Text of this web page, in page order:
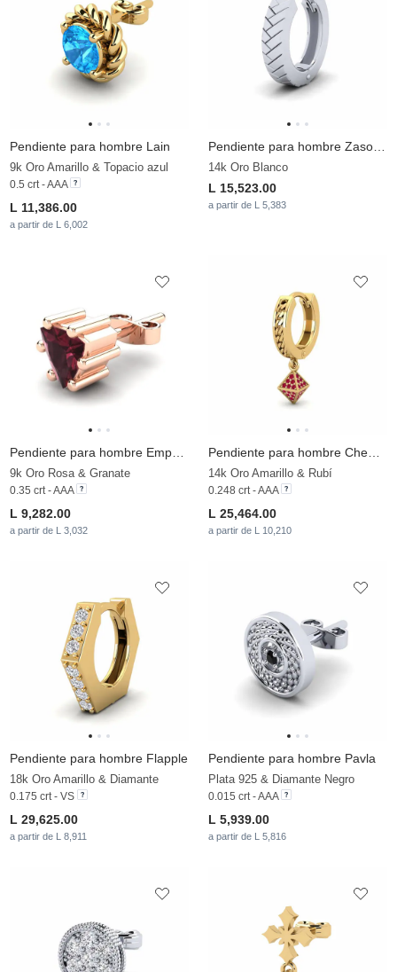
Pendiente para hombre Lain
9k Oro Amarillo & Topacio azul
0.5 crt - AAA
L 11,386.00
a partir de L 6,002
Pendiente para hombre Zasobny
14k Oro Blanco
L 15,523.00
a partir de L 5,383
Pendiente para hombre Emperor
9k Oro Rosa & Granate
0.35 crt - AAA
L 9,282.00
a partir de L 3,032
Pendiente para hombre Cheminessa
14k Oro Amarillo & Rubí
0.248 crt - AAA
L 25,464.00
a partir de L 10,210
Pendiente para hombre Flapple
18k Oro Amarillo & Diamante
0.175 crt - VS
L 29,625.00
a partir de L 8,911
Pendiente para hombre Pavla
Plata 925 & Diamante Negro
0.015 crt - AAA
L 5,939.00
a partir de L 5,816